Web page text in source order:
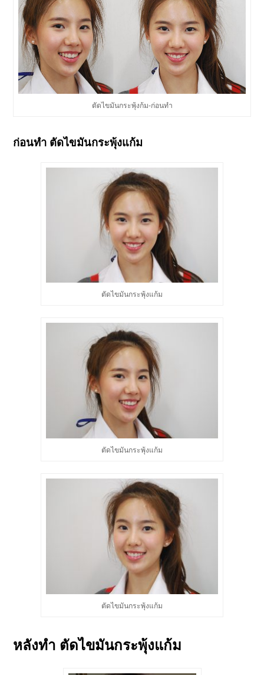
ตัดไขมันกระพุ้งก้ม-ก่อนทำ
ก่อนทำ ตัดไขมันกระพุ้งแก้ม
ตัดไขมันกระพุ้งแก้ม
ตัดไขมันกระพุ้งแก้ม
ตัดไขมันกระพุ้งแก้ม
หลังทำ ตัดไขมันกระพุ้งแก้ม